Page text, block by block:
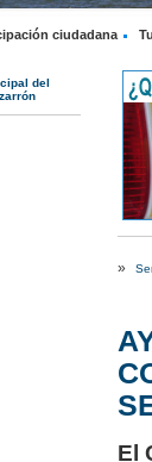
ciudadana
del
»
El